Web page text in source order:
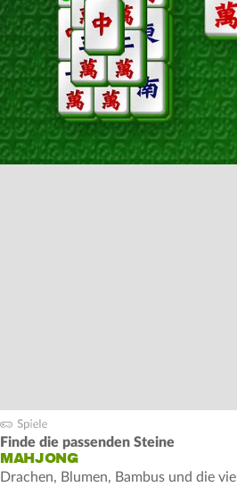
Finde die passenden Steine
MAHJONG
Drachen, Blumen, Bambus und die